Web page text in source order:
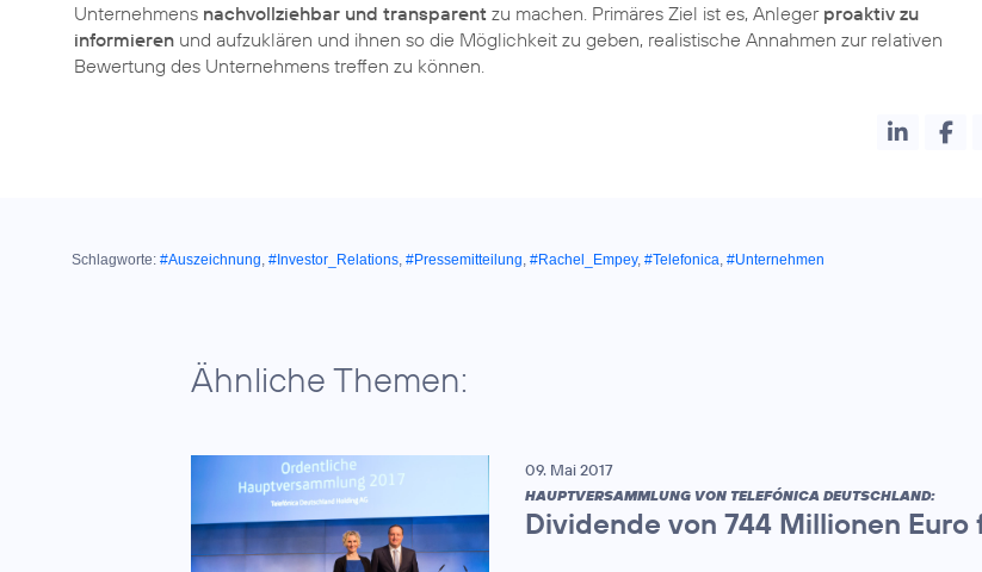
Unternehmens nachvollziehbar und transparent zu machen. Primäres Ziel ist es, Anleger proaktiv zu
informieren und aufzuklären und ihnen so die Möglichkeit zu geben, realistische Annahmen zur relativen
Bewertung des Unternehmens treffen zu können.
Schlagworte: #Auszeichnung, #Investor_Relations, #Pressemitteilung, #Rachel_Empey, #Telefonica, #Unternehmen
Ähnliche Themen:
09. Mai 2017
HAUPTVERSAMMLUNG VON TELEFÓNICA DEUTSCHLAND:
Dividende von 744 Millionen